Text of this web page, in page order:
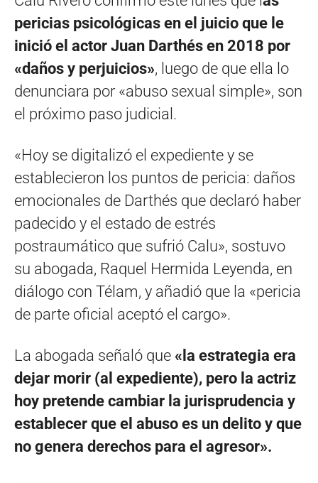
pericias psicológicas en el juicio que le
inició el actor Juan Darthés en 2018 por
«daños y perjuicios», luego de que ella lo
denunciara por «abuso sexual simple», son
el próximo paso judicial.
«Hoy se digitalizó el expediente y se
establecieron los puntos de pericia: daños
emocionales de Darthés que declaró haber
padecido y el estado de estrés
postraumático que sufrió Calu», sostuvo
su abogada, Raquel Hermida Leyenda, en
diálogo con Télam, y añadió que la «pericia
de parte oficial aceptó el cargo».
La abogada señaló que «la estrategia era
dejar morir (al expediente), pero la actriz
hoy pretende cambiar la jurisprudencia y
establecer que el abuso es un delito y que
no genera derechos para el agresor».